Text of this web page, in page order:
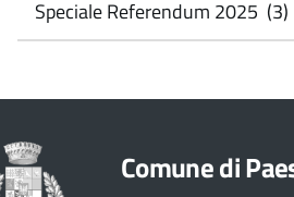
Speciale Referendum 2025 (3)
Comune di